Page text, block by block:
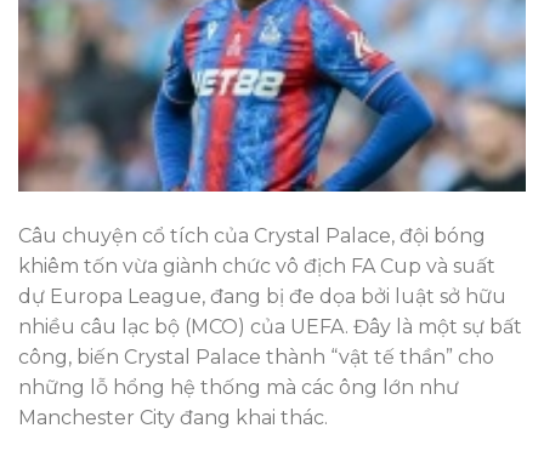
Câu chuyện cổ tích của Crystal Palace, đội bóng
khiêm tốn vừa giành chức vô địch FA Cup và suất
dự Europa League, đang bị đe dọa bởi luật sở hữu
nhiều câu lạc bộ (MCO) của UEFA. Đây là một sự bất
công, biến Crystal Palace thành “vật tế thần” cho
những lỗ hổng hệ thống mà các ông lớn như
Manchester City đang khai thác.